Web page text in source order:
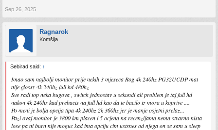
Sep 26, 2025
Ragnarok
Komšija
Sebirad said: ↑
Imao sam najbolji monitor prije nekih 3 mjeseca Rog 4k 240hz PG32UCDP mat
nije glossy 4k 240hz full hd 480hz
Sve radi top neka bugova , switch jednostav u sekundi ali problem je taj full hd
nakon 4k 240hz kad prebacis na full hd kao da te bacilo iz mora u koprive ....
Po meni je bolja opcija tipa 4k 240hz 2k 360hz jer je manje osjetni prelaz...
Pazi ovaj monitor je 3800 km placen i 5 ocjena na recenzijama nema stvarno nista
lose pa ni burn nije moguc kad ima opciju cim ustsnes od njega on se sam u sleep